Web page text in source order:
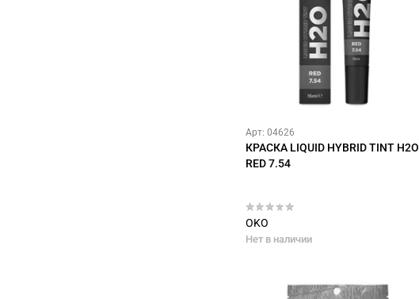
Арт: 04626
КРАСКА LIQUID HYBRID TINT H2O
RED 7.54
OKO
Нет в наличии